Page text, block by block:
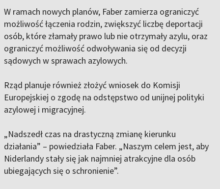
W ramach nowych planów, Faber zamierza ograniczyć
możliwość łączenia rodzin, zwiększyć liczbę deportacji
osób, które złamały prawo lub nie otrzymały azylu, oraz
ograniczyć możliwość odwoływania się od decyzji
sądowych w sprawach azylowych.
Rząd planuje również złożyć wniosek do Komisji
Europejskiej o zgodę na odstępstwo od unijnej polityki
azylowej i migracyjnej.
„Nadszedł czas na drastyczną zmianę kierunku
działania” – powiedziała Faber. „Naszym celem jest, aby
Niderlandy stały się jak najmniej atrakcyjne dla osób
ubiegających się o schronienie”.